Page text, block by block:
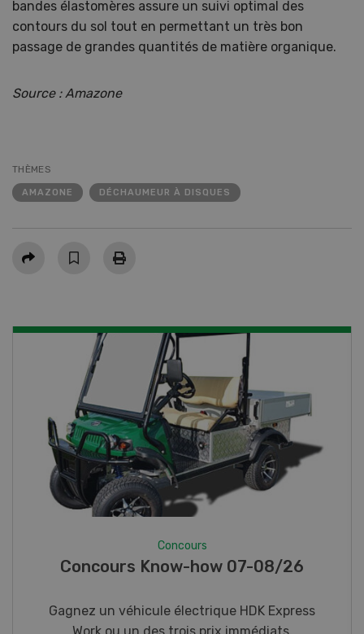
bandes élastomères assure un suivi optimal des
contours du sol tout en permettant un très bon
passage de grandes quantités de matière organique.
Source : Amazone
THÈMES
AMAZONE DÉCHAUMEUR À DISQUES
Partager
Photo mystère 07-08/26
Gagnez l’un des cinq couteaux de poche LANDI